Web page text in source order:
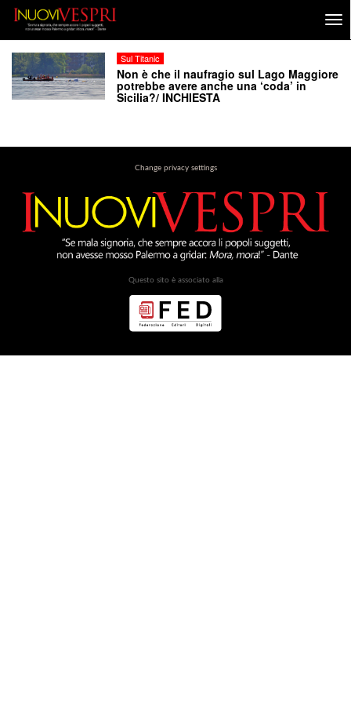
Sul Titanic
Non è che il naufragio sul Lago Maggiore
potrebbe avere anche una ‘coda’ in
Sicilia?/ INCHIESTA
Change privacy settings
Questo sito è associato alla